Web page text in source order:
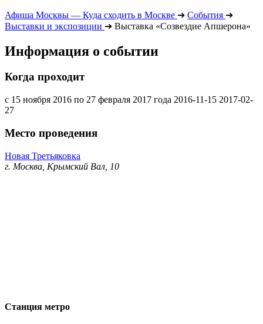
Афиша Москвы — Куда сходить в Москве ➔ События ➔
Выставки и экспозиции ➔ Выставка «Созвездие Апшерона»
Информация о событии
Когда проходит
с 15 ноября 2016 по 27 февраля 2017 года 2016-11-15 2017-02-
27
Место проведения
Новая Третьяковка
г. Москва, Крымский Вал, 10
Станция метро